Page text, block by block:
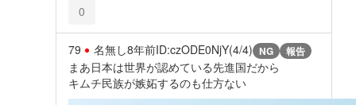
0
79 名無し8年前ID:czODE0NjY(4/4) NG 報告
まあ日本は世界が認めている先進国だから
キムチ民族が嫉妬するのも仕方ない